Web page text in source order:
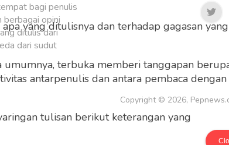
yang ditulisnya dan terhadap gagasan yang
terbuka memberi tanggapan
antarpenulis dan antara pembaca dengan
tulisan berikut keterangan yang
bagi penulis
berbagai opini
ditulis dari
dari sudut
Copyright © 2026,